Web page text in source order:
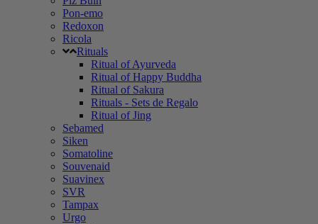
Pon-emo
Redoxon
Ricola
Rituals
Ritual of Ayurveda
Ritual of Happy Buddha
Ritual of Sakura
Rituals - Sets de Regalo
Ritual of Jing
Sebamed
Siken
Somatoline
Souvenaid
Suavinex
SVR
Tampax
Urgo